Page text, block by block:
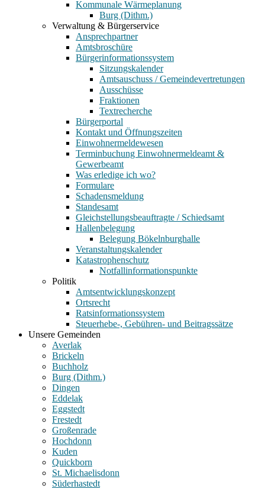
Kommunale Wärmeplanung
Burg (Dithm.)
Verwaltung & Bürgerservice
Ansprechpartner
Amtsbroschüre
Bürgerinformationssystem
Sitzungskalender
Amtsauschuss / Gemeindevertretungen
Ausschüsse
Fraktionen
Textrecherche
Bürgerportal
Kontakt und Öffnungszeiten
Einwohnermeldewesen
Terminbuchung Einwohnermeldeamt &
Gewerbeamt
Was erledige ich wo?
Formulare
Schadensmeldung
Standesamt
Gleichstellungsbeauftragte / Schiedsamt
Hallenbelegung
Belegung Bökelnburghalle
Veranstaltungskalender
Katastrophenschutz
Notfallinformationspunkte
Politik
Amtsentwicklungskonzept
Ortsrecht
Ratsinformationssystem
Steuerhebe-, Gebühren- und Beitragssätze
Unsere Gemeinden
Averlak
Brickeln
Buchholz
Burg (Dithm.)
Dingen
Eddelak
Eggstedt
Frestedt
Großenrade
Hochdonn
Kuden
Quickborn
St. Michaelisdonn
Süderhastedt